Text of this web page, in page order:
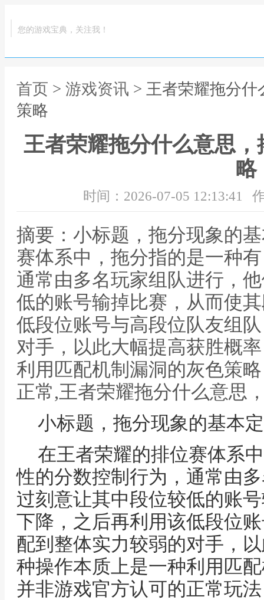
您的游戏宝典，关注我！
首页 > 游戏资讯 > 王者荣耀拖分
策略
王者荣耀拖分什么意思
略
时间：2026-07-05 12:13:41
摘要：小标题，拖分现象的
赛体系中，拖分指的是一种
通常由多名玩家组队进行，
低的账号输掉比赛，从而使
低段位账号与高段位队友组
对手，以此大幅提高获胜概
利用匹配机制漏洞的灰色策
正常,王者荣耀拖分什么意思
小标题，拖分现象的基本
在王者荣耀的排位赛体系
性的分数控制行为，通常由
过刻意让其中段位较低的账
下降，之后再利用该低段位
配到整体实力较弱的对手，
种操作本质上是一种利用匹
并非游戏官方认可的正常玩